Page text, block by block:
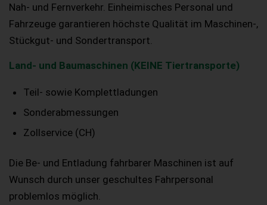
Nah- und Fernverkehr. Einheimisches Personal und
Fahrzeuge garantieren höchste Qualität im Maschinen-,
Stückgut- und Sondertransport.
Land- und Baumaschinen (KEINE Tiertransporte)
Teil- sowie Komplettladungen
Sonderabmessungen
Zollservice (CH)
Die Be- und Entladung fahrbarer Maschinen ist auf
Wunsch durch unser geschultes Fahrpersonal
problemlos möglich.